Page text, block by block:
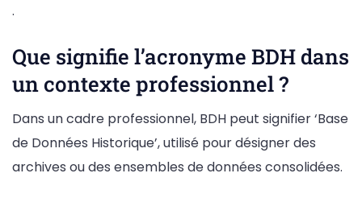
.
Que signifie l’acronyme BDH dans
un contexte professionnel ?
Dans un cadre professionnel, BDH peut signifier ‘Base
de Données Historique’, utilisé pour désigner des
archives ou des ensembles de données consolidées.